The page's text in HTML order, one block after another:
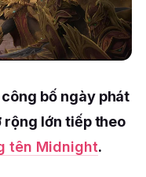
bố ngày phát
rộng lớn tiếp theo
tên Midnight.